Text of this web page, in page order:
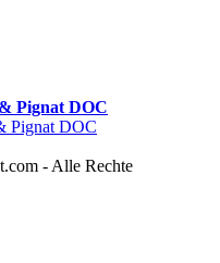
Pignat DOC
- Alle Rechte